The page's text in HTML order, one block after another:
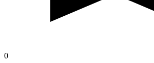
0